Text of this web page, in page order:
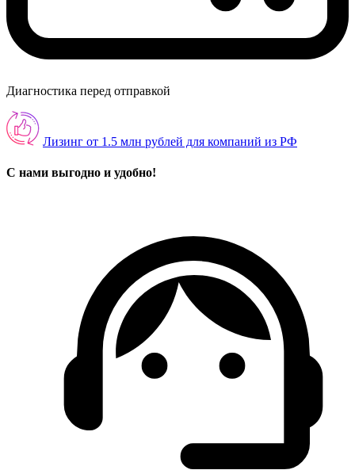
Диагностика перед отправкой
Лизинг от 1.5 млн рублей для компаний из РФ
С нами выгодно и удобно!